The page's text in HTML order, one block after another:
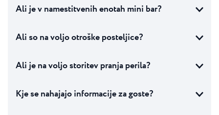
Ali je v namestitvenih enotah mini bar?
Ali so na voljo otroške posteljice?
Ali je na voljo storitev pranja perila?
Kje se nahajajo informacije za goste?